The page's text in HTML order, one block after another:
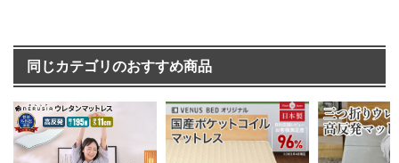
同じカテゴリのおすすめ商品